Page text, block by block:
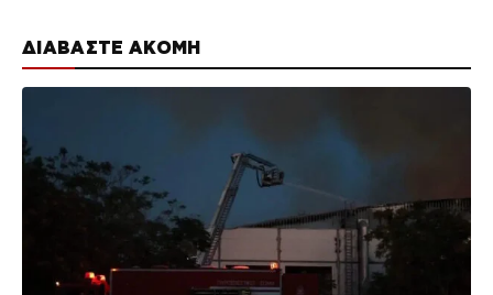
ΔΙΑΒΑΣΤΕ ΑΚΟΜΗ